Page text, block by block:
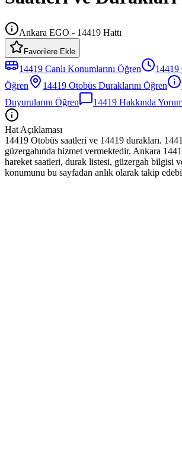
Ankara EGO - 14419 Hattı
Favorilere Ekle
14419 Canlı Konumlarını Öğren 14419
Öğren
14419 Otobüs Duraklarını Öğren
Duyurularını Öğren
14419 Hakkında
Hat Açıklaması
14419 Otobüs saatleri ve 14419 durakları.
güzergahında hizmet vermektedir. Ankara
hareket saatleri, durak listesi, güzergah bilgisi
konumunu bu sayfadan anlık olarak takip